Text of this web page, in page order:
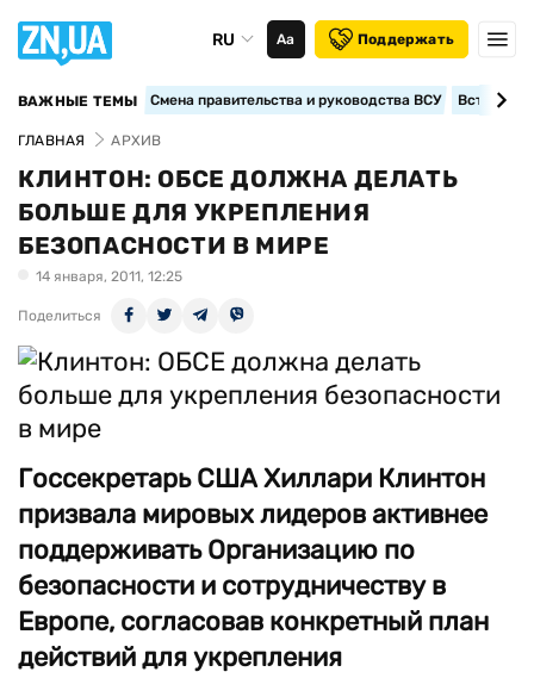
RU Аа Поддержать
ВАЖНЫЕ ТЕМЫ Смена правительства и руководства ВСУ
ГЛАВНАЯ АРХИВ
КЛИНТОН: ОБСЕ ДОЛЖНА ДЕЛАТЬ
БОЛЬШЕ ДЛЯ УКРЕПЛЕНИЯ
БЕЗОПАСНОСТИ В МИРЕ
14 января, 2011, 12:25
Поделиться
Госсекретарь США Хиллари Клинтон
призвала мировых лидеров активнее
поддерживать Организацию по
безопасности и сотрудничеству в
Европе, согласовав конкретный план
действий для укрепления